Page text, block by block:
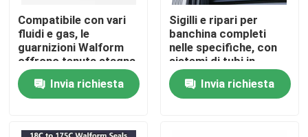
Casa
Prodotti
Compatibile con vari
fluidi e gas, le
guarnizioni Walform
offrono tenuta stagna
e un'eccellente
resistenza alla
corrosione per
Invia richiesta
Sigilli e ripari per
banchina completi
nelle specifiche, con
sistemi di tubi in
acciaio idraulici
progettati per alta
pressione e alta
Invia richiesta